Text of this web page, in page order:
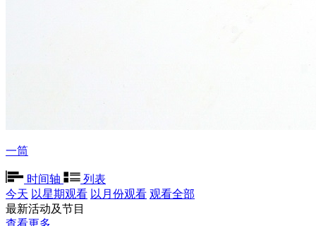
一筒
时间轴
列表
今天 以星期观看 以月份观看 观看全部
最新活动及节目
查看更多